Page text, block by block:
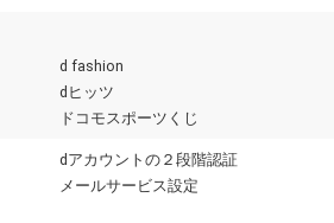
d fashion
dヒッツ
ドコモスポーツくじ
dアカウントの２段階認証
メールサービス設定